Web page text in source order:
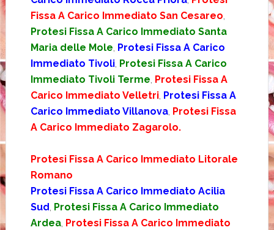
Fissa A Carico Immediato San Cesareo
Protesi Fissa A Carico Immediato Santa
Maria delle Mole Protesi Fissa A Carico
Immediato Tivoli, Protesi Fissa A Carico
Immediato Tivoli Terme Protesi Fissa A
Carico Immediato Velletri, Protesi Fissa A
Carico Immediato Villanova, Protesi Fissa
A Carico Immediato Zagarolo.
Protesi Fissa A Carico Immediato Litorale
Romano
Protesi Fissa A Carico Immediato Acilia
Sud Protesi Fissa A Carico Immediato
Ardea, Protesi Fissa A Carico Immediato